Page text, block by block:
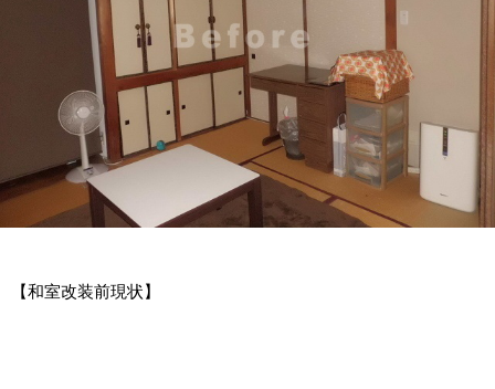
【和室改装前現状】